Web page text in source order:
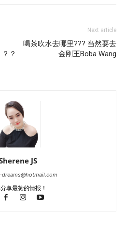
？
Next article
喝茶吹水去哪里??? 当然要去
金刚王Boba Wang
JS
享最赞的情报！